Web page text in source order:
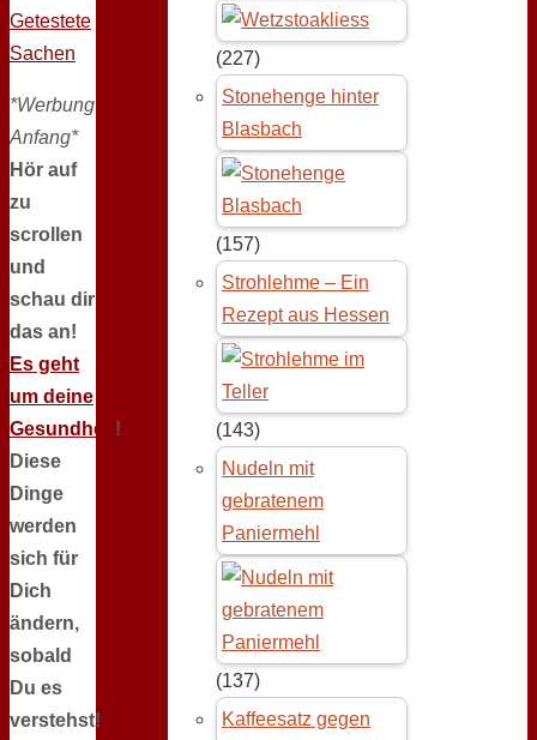
Getestete
Sachen
*Werbung
Anfang*
Hör auf
zu
scrollen
und
schau dir
das an!
Es geht
um deine
Gesundheit !
Diese
Dinge
werden
sich für
Dich
ändern,
sobald
Du es
verstehst!
(227)
Stonehenge hinter
Blasbach
(157)
Strohlehme – Ein
Rezept aus Hessen
(143)
Nudeln mit
gebratenem
Paniermehl
(137)
Kaffeesatz gegen